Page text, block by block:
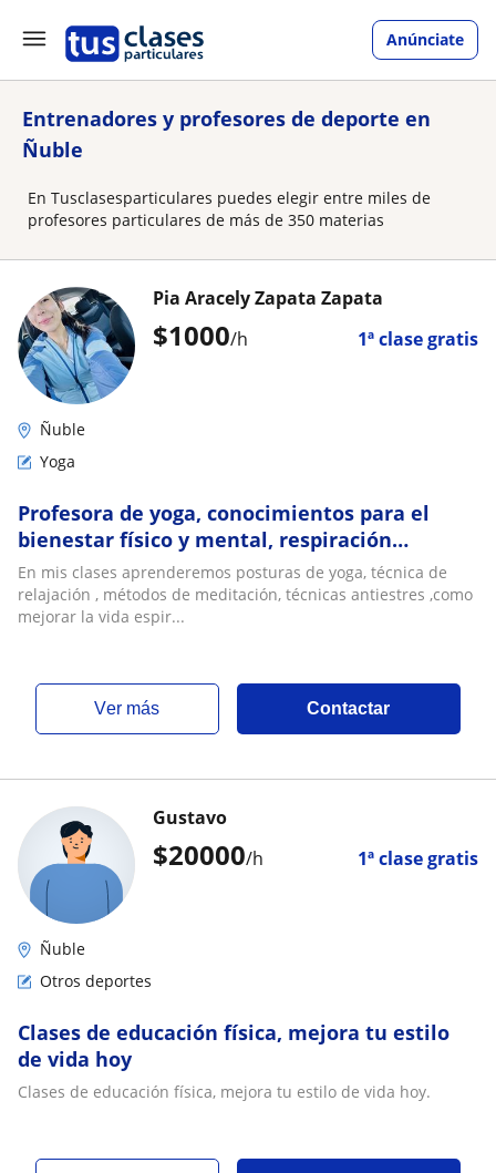
Anúnciate
Entrenadores y profesores de deporte en
Ñuble
En Tusclasesparticulares puedes elegir entre miles de
profesores particulares de más de 350 materias
$1000/h 1ª clase gratis
Pia Aracely Zapata Zapata
Ñuble
Yoga
Profesora de yoga, conocimientos para el
bienestar físico y mental, respiración
consciente, posturas, estrés, meditación,etc
En mis clases aprenderemos posturas de yoga, técnica de
relajación , métodos de meditación, técnicas antiestres ,como
mejorar la vida espir...
ver más Contactar
$20000/h 1ª clase gratis
Gustavo
Ñuble
Otros deportes
Clases de educación física, mejora tu estilo
de vida hoy
Clases de educación física, mejora tu estilo de vida hoy.